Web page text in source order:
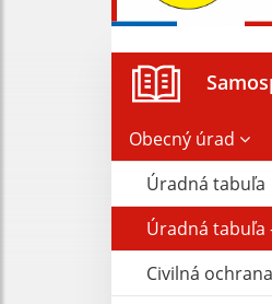
Obecný úrad
Úradná tabuľa
Úradná tabuľa
Civilná ochrana